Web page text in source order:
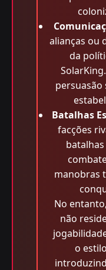
alianças ou
da
Batalhas
facções
manobras
No
não
o